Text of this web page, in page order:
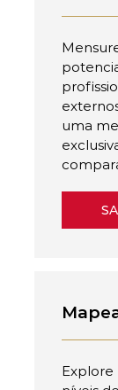
uma